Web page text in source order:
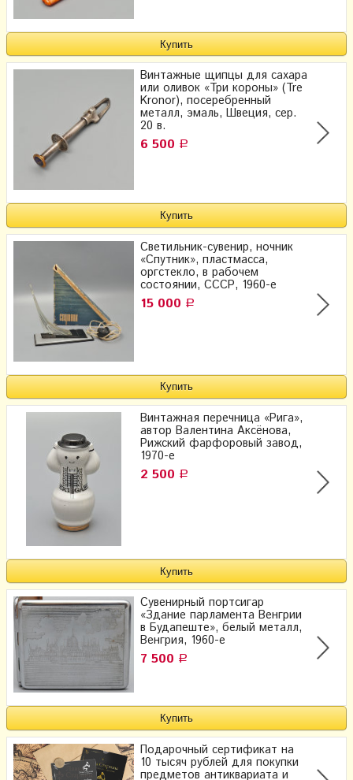
Винтажные щипцы для сахара
или оливок «Три короны» (Tre
Kronor), посеребренный
металл, эмаль, Швеция, сер.
20 в.
6 500 Р
Светильник-сувенир, ночник
«Спутник», пластмасса,
оргстекло, в рабочем
состоянии, СССР, 1960-е
15 000 Р
Винтажная перечница «Рига»,
автор Валентина Аксёнова,
Рижский фарфоровый завод,
1970-е
2 500 Р
Сувенирный портсигар
«Здание парламента Венгрии
в Будапеште», белый металл,
Венгрия, 1960-е
7 500 Р
Подарочный сертификат на
10 тысяч рублей для покупки
предметов антиквариата и